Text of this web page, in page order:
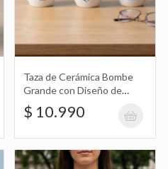
de Fútbol Argentina Afa
Argentina Afa
Taza de Cerámica Bombe
Grande con Diseño de
Fútbol Argentina Afa
$ 10.990